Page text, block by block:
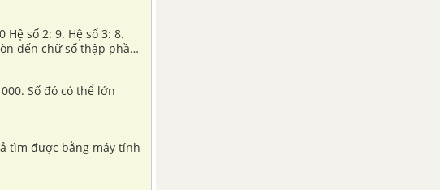
Hệ số 2: 9. Hệ số 3: 8.
đến chữ số thập phần
Số đó có thể lớn
tìm được bằng máy tính